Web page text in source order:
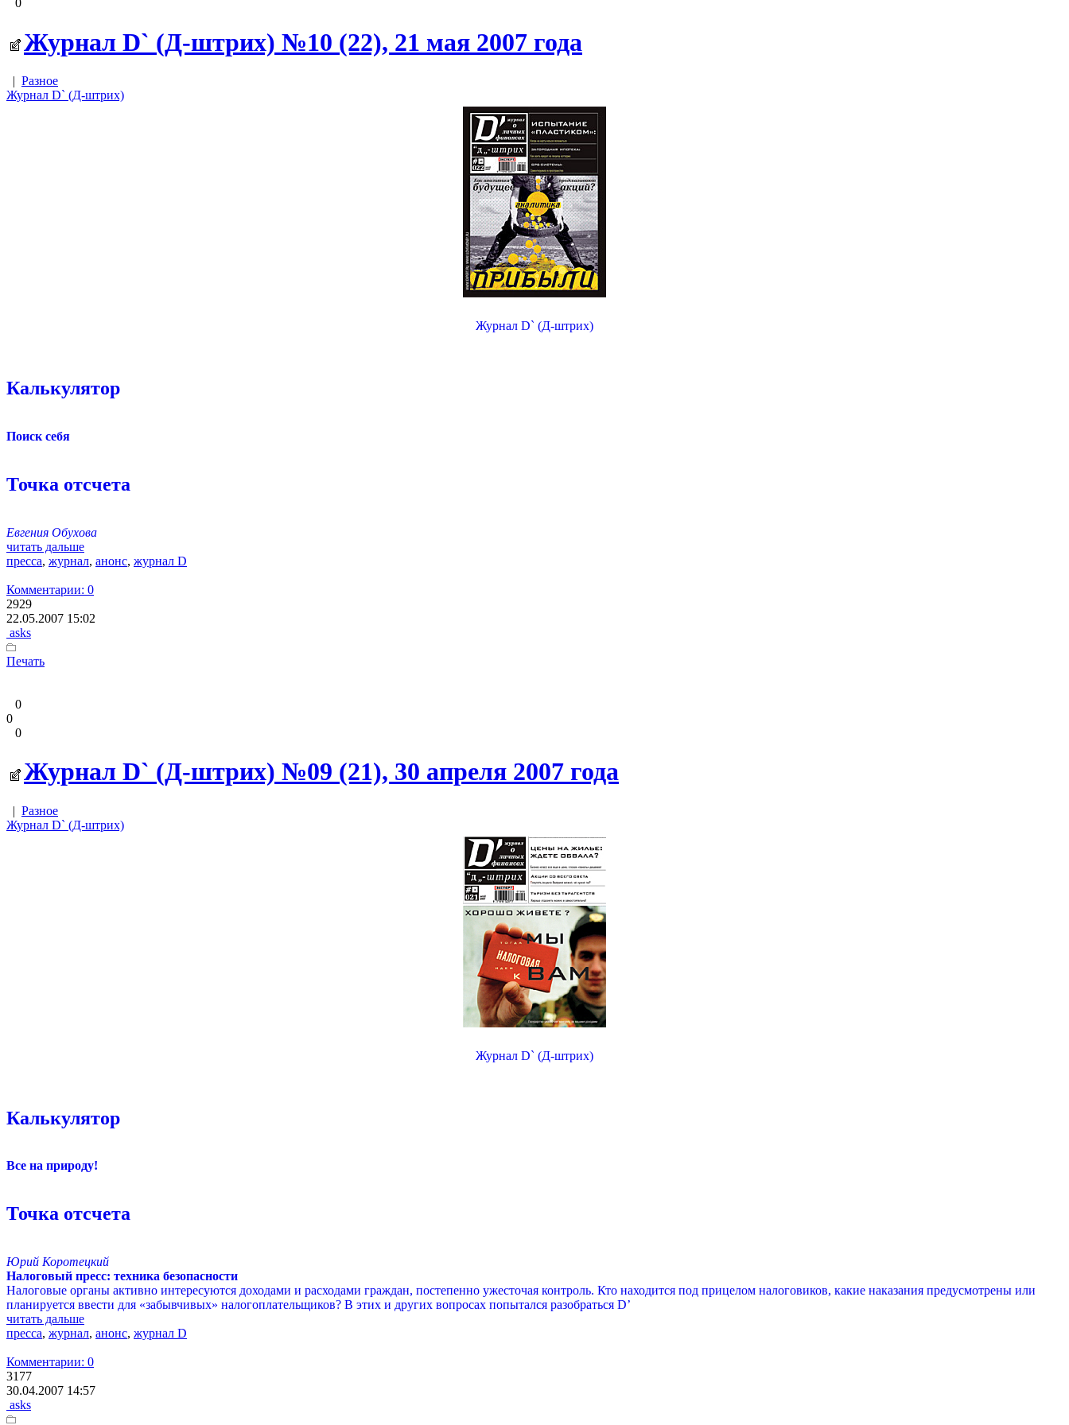
0
Журнал D` (Д-штрих) №10 (22), 21 мая 2007 года
| Разное
Журнал D` (Д-штрих)
Журнал D` (Д-штрих)
Калькулятор
Поиск себя
Точка отсчета
Евгения Обухова
читать дальше
пресса, журнал, анонс, журнал D
Комментарии: 0
2929
22.05.2007 15:02
asks
Печать
0
0
0
Журнал D` (Д-штрих) №09 (21), 30 апреля 2007 года
| Разное
Журнал D` (Д-штрих)
Журнал D` (Д-штрих)
Калькулятор
Все на природу!
Точка отсчета
Юрий Коротецкий
Налоговый пресс: техника безопасности
Налоговые органы активно интересуются доходами и расходами граждан, постепенно ужесточая контроль. Кто находится под прицелом налоговиков, какие наказания предусмотрены или
планируется ввести для «забывчивых» налогоплательщиков? В этих и других вопросах попытался разобраться D’
читать дальше
пресса, журнал, анонс, журнал D
Комментарии: 0
3177
30.04.2007 14:57
asks